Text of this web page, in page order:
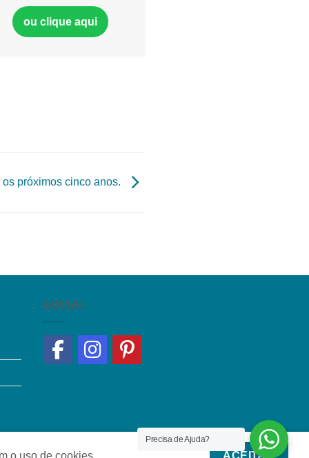
ou clique aqui
próximos cinco anos.
SOCIAL
Precisa de Ajuda?
o uso de cookies. ACEITAR